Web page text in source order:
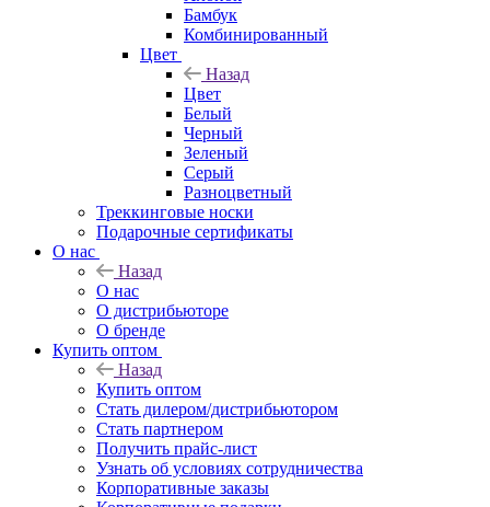
Бамбук
Комбинированный
Цвет
Назад
Цвет
Белый
Черный
Зеленый
Серый
Разноцветный
Треккинговые носки
Подарочные сертификаты
О нас
Назад
О нас
О дистрибьюторе
О бренде
Купить оптом
Назад
Купить оптом
Стать дилером/дистрибьютором
Стать партнером
Получить прайс-лист
Узнать об условиях сотрудничества
Корпоративные заказы